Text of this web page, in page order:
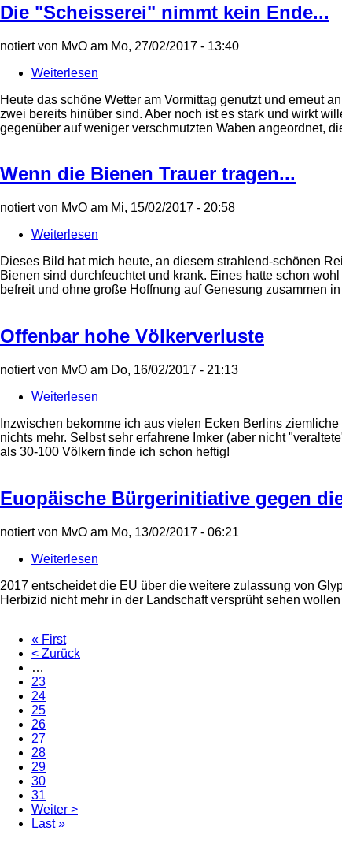
Mitmachen!!
Endet
am
2.5.2017!
Die "Scheisserei" nimmt kein Ende...
notiert von MvO am Mo, 27/02/2017 - 13:40
Weiterlesen
"Scheisserei"
nimmt
kein
Heute das schöne Wetter am Vormittag genutzt und erneut
zwei bereits hinüber sind. Aber noch ist es stark und wirkt
gegenüber auf weniger verschmutzten Waben angeordnet,
Wenn die Bienen Trauer tragen...
notiert von MvO am Mi, 15/02/2017 - 20:58
Weiterlesen
die
Bienen
Trauer
Dieses Bild hat mich heute, an diesem strahlend-schönen
Bienen sind durchfeuchtet und krank. Eines hatte schon
befreit und ohne große Hoffnung auf Genesung zusammen
Offenbar hohe Völkerverluste
notiert von MvO am Do, 16/02/2017 - 21:13
Weiterlesen
hohe
Völkerverluste
Inzwischen bekomme ich aus vielen Ecken Berlins
nichts mehr. Selbst sehr erfahrene Imker (aber nicht
als 30-100 Völkern finde ich schon heftig!
Euopäische Bürgerinitiative gegen
notiert von MvO am Mo, 13/02/2017 - 06:21
Weiterlesen
Bürgerinitiative
gegen
2017 entscheidet die EU über die weitere zulassung von
Herbizid nicht mehr in der Landschaft versprüht sehen
Seitennummerierung
First
page
« First
Vorherige
Seite
< Zurück
…
Page
23
Page
24
Page
25
Page
26
Page
27
Page
28
Page
29
Aktuelle
Seite
30
Page
31
Nächste
Seite
Weiter >
Last
Last »